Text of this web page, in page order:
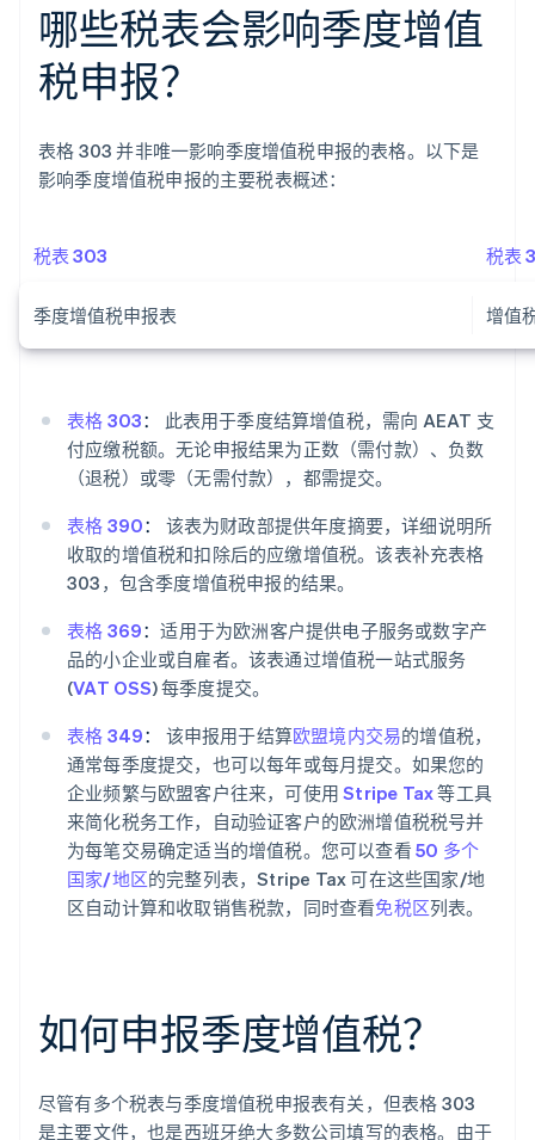
哪些税表会影响季度增值
税申报？
表格 303 并非唯一影响季度增值税申报的表格。以下是
影响季度增值税申报的主要税表概述：
税表 303 税表
季度增值税申报表 增值
表格 303：
此表用于季度结算增值税，需向 AEAT 支
付应缴税额。无论申报结果为正数（需付款）、负数
（退税）或零（无需付款），都需提交。
表格 390：
该表为财政部提供年度摘要，详细说明所
收取的增值税和扣除后的应缴增值税。该表补充表格
303，包含季度增值税申报的结果。
表格 369：适用于为欧洲客户提供电子服务或数字产
品的小企业或自雇者。该表通过增值税一站式服务
(VAT OSS) 每季度提交。
表格 349： 该申报用于结算欧盟境内交易的增值税，
通常每季度提交，也可以每年或每月提交。如果您的
企业频繁与欧盟客户往来，可使用Stripe Tax等工具
来简化税务工作，自动验证客户的欧洲增值税税号并
为每笔交易确定适当的增值税。您可以查看 50 多个
国家/地区的完整列表，Stripe Tax 可在这些国家/地
区自动计算和收取销售税款，同时查看免税区列表。
如何申报季度增值税？
尽管有多个税表与季度增值税申报表有关，但表格 303
是主要文件，也是西班牙绝大多数公司填写的表格。由于
阿联酋